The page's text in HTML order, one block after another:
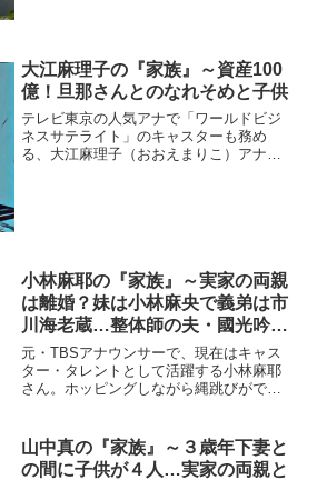
チャード・Ｄ・キザー...
大江麻理子の『家族』～資産100
億！旦那さんとのなれそめと子供
テレビ東京の人気アナで「ワールドビジ
ネスサテライト」のキャスターも務め
る、大江麻理子（おおえまりこ）アナウ
小林麻耶の『家族』～実家の両親
は離婚？妹は小林麻央で義弟は市
川海老蔵…整体師の夫・國光吟と
の間に子供はいるのか？
元・TBSアナウンサーで、現在はキャス
ター・タレントとして活躍する小林麻耶
さん。ホッピングしながら縄跳びができ
ます。名前：小林麻耶（こばやし・ま
や）生年月日：1979年...
山中真の『家族』～３歳年下妻と
の間に子供が４人…実家の両親と